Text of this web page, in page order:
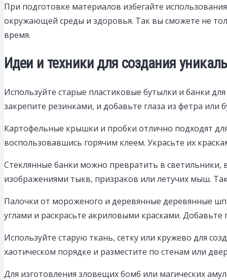
При подготовке материалов избегайте
окружающей среды и здоровья. Так вы сможете не
время.
Идеи и техники для создания
Используйте старые пластиковые бутылки и банки
закрепите резинками, и добавьте глаза из фетра или
Картофельные крышки и пробки отлично подходят
воспользовавшись горячим клеем. Украсьте их
Стеклянные банки можно превратить в
изображениями тыкв, призраков или летучих мыш.
Палочки от мороженого и деревянные деревянные
углами и раскрасьте акриловыми красками.
Используйте старую ткань, сетку или кружево для
хаотическом порядке и разместите по стенам или
Для изготовления зловещих бомб или магических